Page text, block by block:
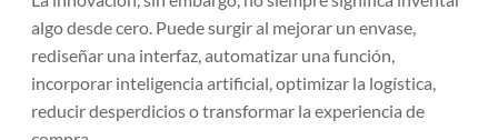
algo desde cero. Puede surgir al mejorar un envase,
rediseñar una interfaz, automatizar una función,
incorporar inteligencia artificial, optimizar la logística,
reducir desperdicios o transformar la experiencia de